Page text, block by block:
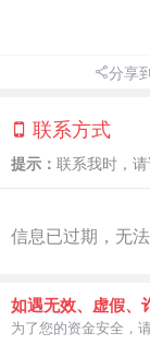
分享
联系方式
提示： 联系我时，
信息已过期，无
如遇无效、虚假、
为了您的资金安全，